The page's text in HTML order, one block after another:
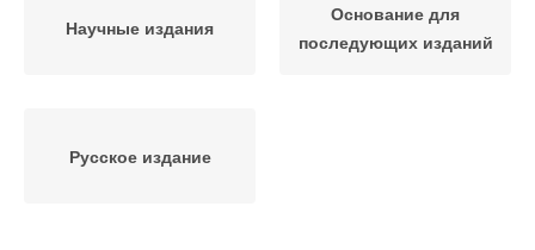
Научные издания
Основание для
последующих изданий
Русское издание